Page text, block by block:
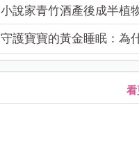
小說家青竹酒產後成半植
守護寶寶的黃金睡眠：為
看